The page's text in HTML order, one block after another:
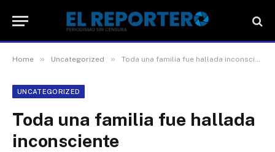
Home » Uncategorized » Toda una familia fue hallada inconsciente
UNCATEGORIZED
Toda una familia fue hallada
inconsciente